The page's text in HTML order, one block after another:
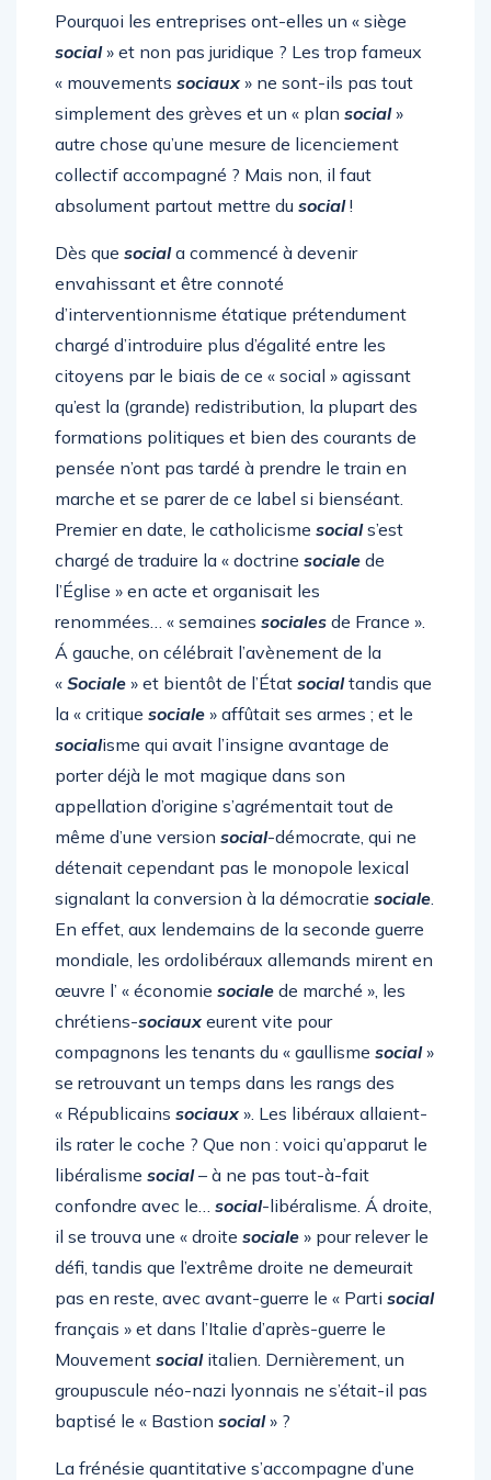
Pourquoi les entreprises ont-elles un « siège
social» et non pas juridique ? Les trop fameux
« mouvements sociaux » ne sont-ils pas tout
simplement des grèves et un « plan social»
autre chose qu’une mesure de licenciement
collectif accompagné ? Mais non, il faut
absolument partout mettre du social!
Dès que sociala commencé à devenir
envahissant et être connoté
d’interventionnisme étatique prétendument
chargé d’introduire plus d’égalité entre les
citoyens par le biais de ce « social » agissant
qu’est la (grande) redistribution, la plupart des
formations politiques et bien des courants de
pensée n’ont pas tardé à prendre le train en
marche et se parer de ce label si bienséant.
Premier en date, le catholicisme socials’est
chargé de traduire la « doctrine sociale de
l’Église » en acte et organisait les
renommées… « semaines sociales de France ».
Á gauche, on célébrait l’avènement de la
« Sociale » et bientôt de l’État socialtandis que
la « critique sociale » affûtait ses armes ; et le
socialisme qui avait l’insigne avantage de
porter déjà le mot magique dans son
appellation d’origine s’agrémentait tout de
même d’une version social-démocrate, qui ne
détenait cependant pas le monopole lexical
signalant la conversion à la démocratie sociale.
En effet, aux lendemains de la seconde guerre
mondiale, les ordolibéraux allemands mirent en
œuvre l’ « économie sociale de marché », les
chrétiens-sociaux eurent vite pour
compagnons les tenants du « gaullisme social»
se retrouvant un temps dans les rangs des
« Républicains sociaux ». Les libéraux allaient-
ils rater le coche ? Que non : voici qu’apparut le
libéralisme social– à ne pas tout-à-fait
confondre avec le… social-libéralisme. Á droite,
il se trouva une « droite sociale » pour relever le
défi, tandis que l’extrême droite ne demeurait
pas en reste, avec avant-guerre le « Parti social
français » et dans l’Italie d’après-guerre le
Mouvement socialitalien. Dernièrement, un
groupuscule néo-nazi lyonnais ne s’était-il pas
baptisé le « Bastion social» ?
La frénésie quantitative s’accompagne d’une